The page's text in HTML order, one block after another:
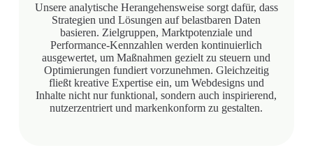
Unsere analytische Herangehensweise sorgt dafür, dass
Strategien und Lösungen auf belastbaren Daten
basieren. Zielgruppen, Marktpotenziale und
Performance-Kennzahlen werden kontinuierlich
ausgewertet, um Maßnahmen gezielt zu steuern und
Optimierungen fundiert vorzunehmen. Gleichzeitig
fließt kreative Expertise ein, um Webdesigns und
Inhalte nicht nur funktional, sondern auch inspirierend,
nutzerzentriert und markenkonform zu gestalten.